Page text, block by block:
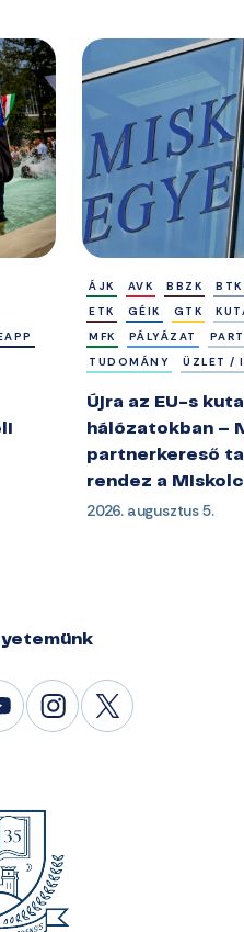
ÁJK AVK BBZK
BTK
ETK
GÉIK GTK
MFK
PÁLYÁZAT
TUDOMÁNY
ÜZLET /
Újra az EU-s
hálózatokban –
partnerkereső
rendez a
2026. augusztus 5.